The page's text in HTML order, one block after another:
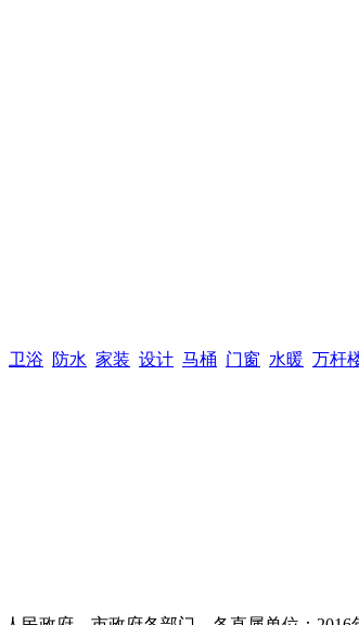
卫浴 防水 家装 设计 马桶 门窗 水暖 万杆